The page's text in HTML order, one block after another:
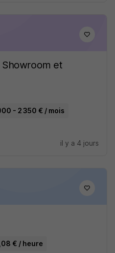
et
- 2 350 € / mois
il y a 4 jours
€ / heure